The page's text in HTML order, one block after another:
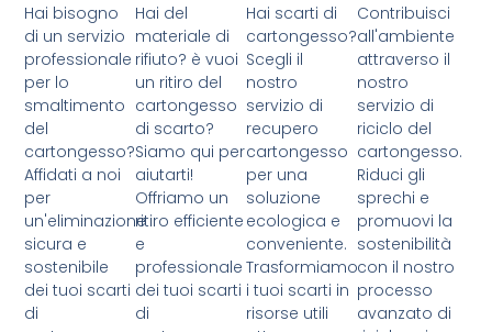
Hai bisogno
di un servizio
professionale
per lo
smaltimento
del
cartongesso?
Affidati a noi
per
un'eliminazione
sicura e
sostenibile
dei tuoi scarti
di
Hai del
materiale di
rifiuto? è vuoi
un ritiro del
cartongesso
di scarto?
Siamo qui per
aiutarti!
Offriamo un
ritiro efficiente
e
professionale
dei tuoi scarti
di
Hai scarti di
cartongesso?
Scegli il
nostro
servizio di
recupero
cartongesso
per una
soluzione
ecologica e
conveniente.
Trasformiamo
i tuoi scarti in
risorse utili
Contribuisci
all'ambiente
attraverso il
nostro
servizio di
riciclo del
cartongesso.
Riduci gli
sprechi e
promuovi la
sostenibilità
con il nostro
processo
avanzato di